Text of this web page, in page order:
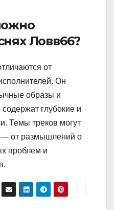
Ловв66?
от
Он
образы и
глубокие и
Темы треков могут
— от размышлений о
проблем и